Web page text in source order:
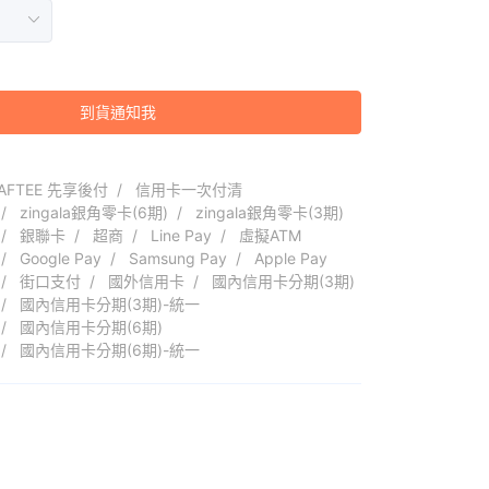
到貨通知我
先享後付
信用卡一次付清
zingala銀角零卡(6期)
zingala銀角零卡(3期)
銀聯卡
超商 Line Pay
虛擬ATM
Google Pay
Samsung Pay
Apple Pay
街口支付
國外信用卡
國內信用卡分期(3期)
國內信用卡分期(3期)-統一
國內信用卡分期(6期)
國內信用卡分期(6期)-統一